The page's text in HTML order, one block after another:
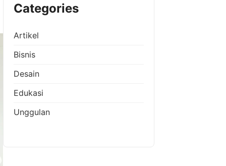
Categories
Artikel
Bisnis
Desain
Edukasi
Unggulan